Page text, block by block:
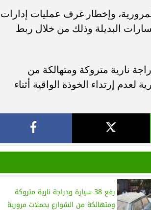
وإخطار غرف عمليات إدارات
البديلة وذلك من خلال ربط
الأجهزة المعنية برفع 38 سيارة ودراجة نارية متروكة ومتهالكة من
النارية لعدم إرتداء الخوذة الواقية أثناء
رفع 38 سيارة ودراجة نارية متروكة
ومتهالكة من الشوارع بحملات مرورية